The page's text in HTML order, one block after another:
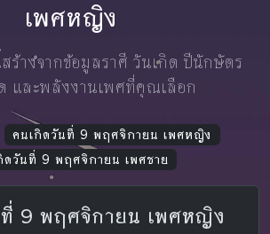
เพศหญิง
ร้างจากข้อมูลราศี วันเกิด ปีนักษัตร
และพลังงานเพศที่คุณเลือก
คนเกิดวันที่ 9 พฤศจิกายน เพศหญิง
ดวันที่ 9 พฤศจิกายน เพศชาย
9 พฤศจิกายน เพศหญิง